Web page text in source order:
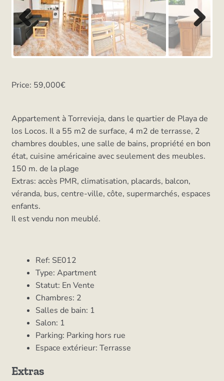
Previ
ous
Next
Price: 59,000€
Appartement à Torrevieja, dans le quartier de Playa de
los Locos. Il a 55 m2 de surface, 4 m2 de terrasse, 2
chambres doubles, une salle de bains, propriété en bon
état, cuisine américaine avec seulement des meubles.
150 m. de la plage
Extras: accès PMR, climatisation, placards, balcon,
véranda, bus, centre-ville, côte, supermarchés, espaces
enfants.
Il est vendu non meublé.
Ref: SE012
Type: Apartment
Statut: En Vente
Chambres: 2
Salles de bain: 1
Salon: 1
Parking: Parking hors rue
Espace extérieur: Terrasse
Extras